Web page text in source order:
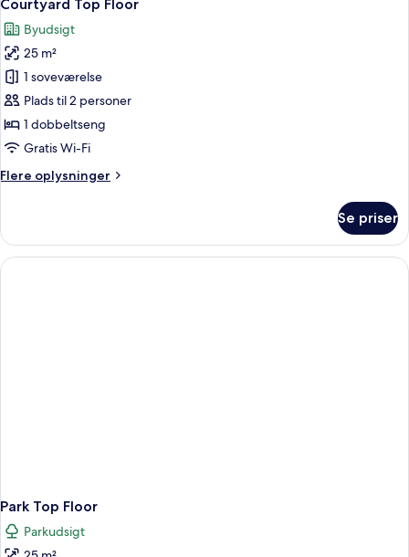
alle
billeder
af
Courtyard
Top
Floor
Courtyard Top Floor
Byudsigt
25 m²
1 soveværelse
Plads til 2 personer
1 dobbeltseng
Gratis Wi-Fi
Flere oplysninger
Flere
Top
Floor
Se priser
Park Top Floor
Parkudsigt